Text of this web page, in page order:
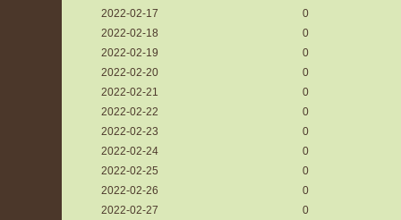
2022-02-17
0
2022-02-18
0
2022-02-19
0
2022-02-20
0
2022-02-21
0
2022-02-22
0
2022-02-23
0
2022-02-24
0
2022-02-25
0
2022-02-26
0
2022-02-27
0